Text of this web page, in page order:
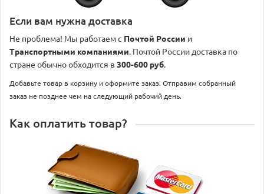
Если вам нужна доставка
Не проблема! Мы работаем с Почтой России и
Транспортными компаниями. Почтой России доставка по
стране обычно обходится в 300-600 руб.
Добавьте товар в корзину и оформите заказ. Отправим собранный
заказ не позднее чем на следующий рабочий день.
Как оплатить товар?